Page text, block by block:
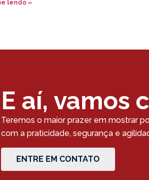
lendo »
E aí, vamos
Teremos o maior prazer em mostrar
com a praticidade, segurança e
ENTRE EM CONTATO